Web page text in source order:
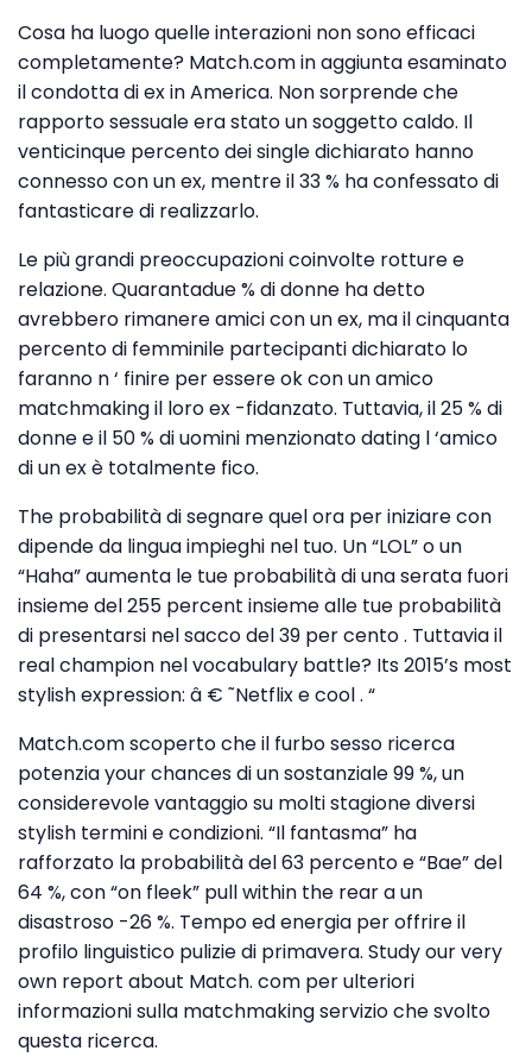
Cosa ha luogo quelle interazioni non sono efficaci
completamente? Match.com in aggiunta esaminato
il condotta di ex in America. Non sorprende che
rapporto sessuale era stato un soggetto caldo. Il
venticinque percento dei single dichiarato hanno
connesso con un ex, mentre il 33 % ha confessato di
fantasticare di realizzarlo.
Le più grandi preoccupazioni coinvolte rotture e
relazione. Quarantadue % di donne ha detto
avrebbero rimanere amici con un ex, ma il cinquanta
percento di femminile partecipanti dichiarato lo
faranno n ‘ finire per essere ok con un amico
matchmaking il loro ex -fidanzato. Tuttavia, il 25 % di
donne e il 50 % di uomini menzionato dating l ‘amico
di un ex è totalmente fico.
The probabilità di segnare quel ora per iniziare con
dipende da lingua impieghi nel tuo. Un “LOL” o un
“Haha” aumenta le tue probabilità di una serata fuori
insieme del 255 percent insieme alle tue probabilità
di presentarsi nel sacco del 39 per cento . Tuttavia il
real champion nel vocabulary battle? Its 2015’s most
stylish expression: â € ˜Netflix e cool . “
Match.com scoperto che il furbo sesso ricerca
potenzia your chances di un sostanziale 99 %, un
considerevole vantaggio su molti stagione diversi
stylish termini e condizioni. “Il fantasma” ha
rafforzato la probabilità del 63 percento e “Bae” del
64 %, con “on fleek” pull within the rear a un
disastroso -26 %. Tempo ed energia per offrire il
profilo linguistico pulizie di primavera. Study our very
own report about Match. com per ulteriori
informazioni sulla matchmaking servizio che svolto
questa ricerca.